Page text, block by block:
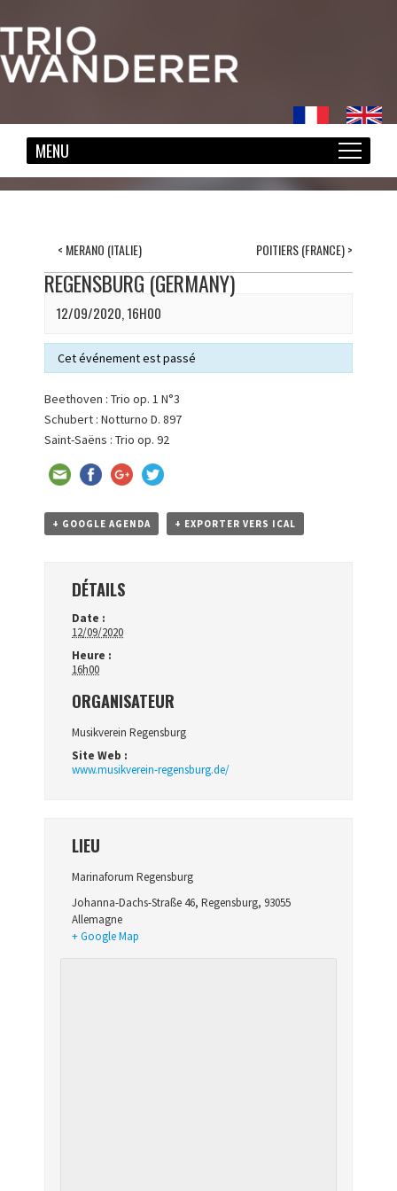
< MERANO (ITALIE) POITIERS (FRANCE)>
REGENSBURG (GERMANY)
12/09/2020, 16H00
Cet événement est passé
Beethoven : Trio op. 1 N°3
Schubert : Notturno D. 897
Saint-Saëns : Trio op. 92
+ GOOGLE AGENDA + EXPORTER VERS ICAL
DÉTAILS
Date :
12/09/2020
Heure :
16h00
ORGANISATEUR
Musikverein Regensburg
Site Web :
www.musikverein-regensburg.de/
LIEU
Marinaforum Regensburg
Johanna-Dachs-Straße 46, Regensburg, 93055
Allemagne
+ Google Map